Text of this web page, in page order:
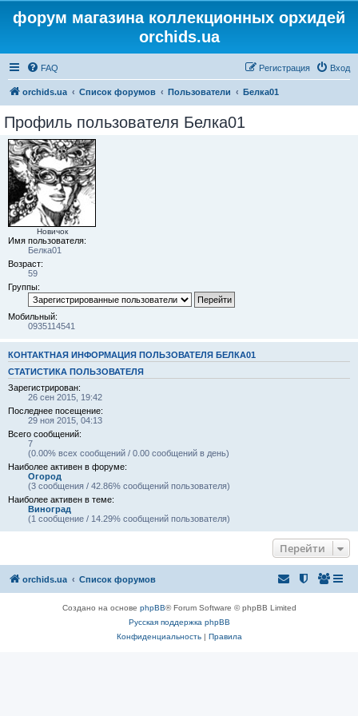
форум магазина коллекционных орхидей
orchids.ua
FAQ Вход
Регистрация
orchids.ua Список форумов Пользователи Белка01
Профиль пользователя Белка01
Новичок
Имя пользователя:
Белка01
Возраст:
59
Группы:
Мобильный:
0935114541
КОНТАКТНАЯ ИНФОРМАЦИЯ ПОЛЬЗОВАТЕЛЯ БЕЛКА01
СТАТИСТИКА ПОЛЬЗОВАТЕЛЯ
Зарегистрирован:
26 сен 2015, 19:42
Последнее посещение:
29 ноя 2015, 04:13
Всего сообщений:
7
(0.00% всех сообщений / 0.00 сообщений в день)
Наиболее активен в форуме:
Огород
(3 сообщения / 42.86% сообщений пользователя)
Наиболее активен в теме:
Виноград
(1 сообщение / 14.29% сообщений пользователя)
Перейти
orchids.ua Список форумов
Создано на основе phpBB® Forum Software © phpBB Limited
Русская поддержка phpBB
Конфиденциальность| Правила